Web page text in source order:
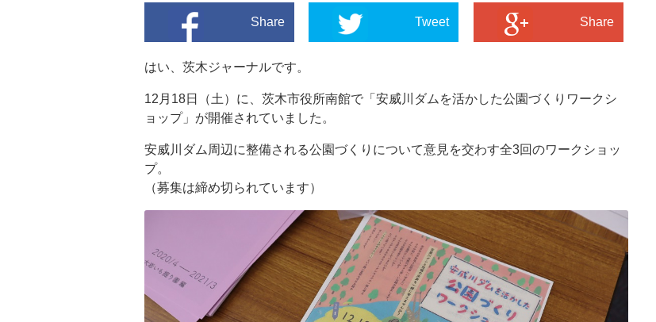
Share Tweet Share
はい、茨木ジャーナルです。
12月18日（土）に、茨木市役所南館で「安威川ダムを活かした公園づくりワークシ
ョップ」が開催されていました。
安威川ダム周辺に整備される公園づくりについて意見を交わす全3回のワークショッ
プ。
（募集は締め切られています）